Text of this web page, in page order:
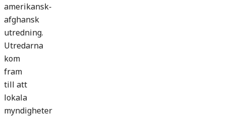
amerikansk-
afghansk
utredning.
Utredarna
kom
fram
till att
lokala
myndigheter